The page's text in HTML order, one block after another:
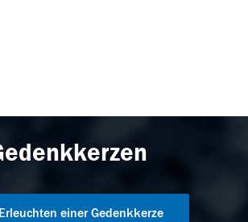
Erleuchten einer Gedenkkerze